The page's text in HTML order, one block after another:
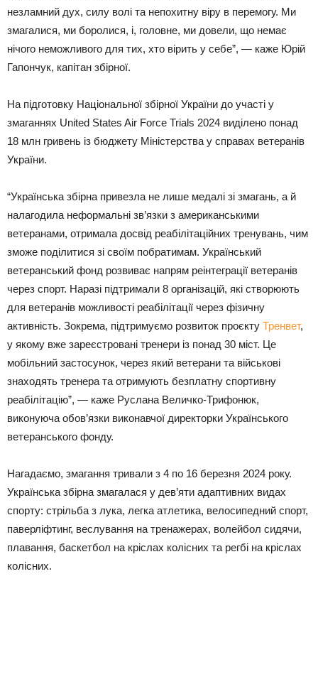
незламний дух, силу волі та непохитну віру в перемогу. Ми
змагалися, ми боролися, і, головне, ми довели, що немає
нічого неможливого для тих, хто вірить у себе”, — каже Юрій
Гапончук, капітан збірної.
На підготовку Національної збірної України до участі у
змаганнях United States Air Force Trials 2024 виділено понад
18 млн гривень із бюджету Міністерства у справах ветеранів
України.
“Українська збірна привезла не лише медалі зі змагань, а й
налагодила неформальні зв’язки з американськими
ветеранами, отримала досвід реабілітаційних тренувань, чим
зможе поділитися зі своїм побратимам. Український
ветеранський фонд розвиває напрям реінтеграції ветеранів
через спорт. Наразі підтримали 8 організацій, які створюють
для ветеранів можливості реабілітації через фізичну
активність. Зокрема, підтримуємо розвиток проєкту Тренвет,
у якому вже зареєстровані тренери із понад 30 міст. Це
мобільний застосунок, через який ветерани та військові
знаходять тренера та отримують безплатну спортивну
реабілітацію”, — каже Руслана Величко-Трифонюк,
виконуюча обов’язки виконавчої директорки Українського
ветеранського фонду.
Нагадаємо, змагання тривали з 4 по 16 березня 2024 року.
Українська збірна змагалася у дев’яти адаптивних видах
спорту: стрільба з лука, легка атлетика, велосипедний спорт,
паверліфтинг, веслування на тренажерах, волейбол сидячи,
плавання, баскетбол на кріслах колісних та регбі на кріслах
колісних.